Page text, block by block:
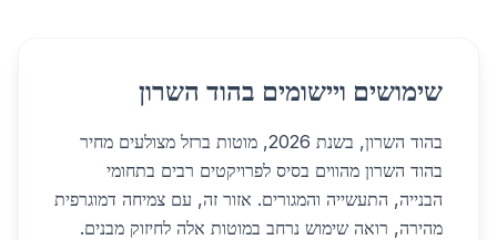
שימושים ויישומים בהוד השרון
בהוד השרון, בשנת 2026, מוטות ברזל מצולעים מחיר
בהוד השרון מהווים בסיס לפרויקטים רבים בתחומי
הבנייה, התעשייה והמגורים. אזור זה, עם צמיחה דמוגרפית
מהירה, רואה שימוש נרחב במוטות אלה לחיזוק מבנים.